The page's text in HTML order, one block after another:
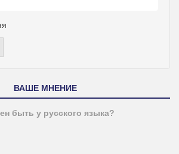
ВАШЕ МНЕНИЕ
быть у русского языка?